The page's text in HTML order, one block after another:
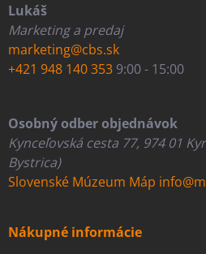
Lukáš
Marketing a predaj
marketing@cbs.sk
+421 948 140 353 9:00 - 15:00
Osobný odber objednávok
Kynceľovská cesta 77, 974 01
Bystrica)
Slovenské Múzeum Máp
Nákupné informácie